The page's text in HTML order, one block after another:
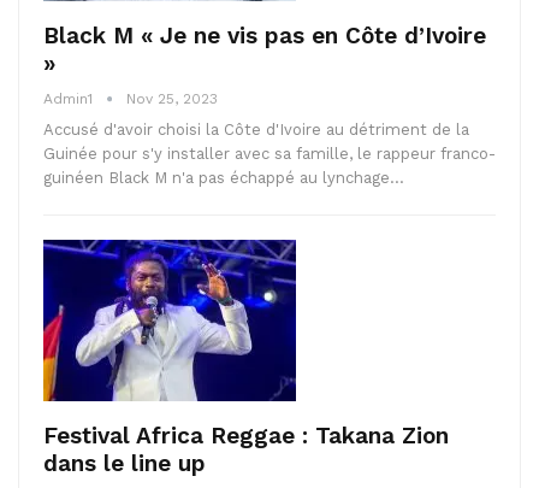
Black M « Je ne vis pas en Côte d’Ivoire
»
Admin1 Nov 25, 2023
Accusé d'avoir choisi la Côte d'Ivoire au détriment de la
Guinée pour s'y installer avec sa famille, le rappeur franco-
guinéen Black M n'a pas échappé au lynchage…
Festival Africa Reggae : Takana Zion
dans le line up